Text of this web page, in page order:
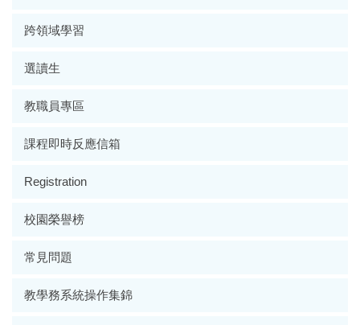
跨領域學習
選讀生
教職員專區
課程即時反應信箱
Registration
校園榮譽榜
常見問題
教學務系統操作集錦